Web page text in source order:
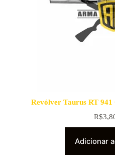
Revólver Taurus RT
R$
Adicionar